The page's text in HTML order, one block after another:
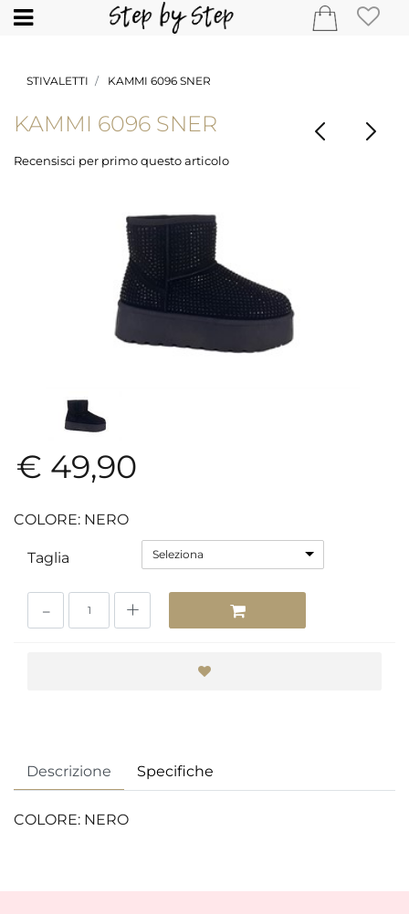
Open
STIVALETTI KAMMI 6096 SNER
KAMMI 6096 SNER
Recensisci per primo questo articolo
€ 49,90
COLORE: NERO
Taglia Seleziona
Descrizione Specifiche
COLORE: NERO